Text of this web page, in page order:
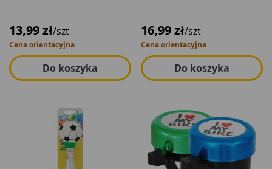
13,99 zł/szt
Cena orientacyjna
Do koszyka
16,99 zł/szt
Cena orientacyjna
Do koszyka